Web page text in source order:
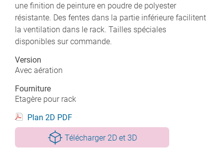
une finition de peinture en poudre de polyester
résistante. Des fentes dans la partie inférieure facilitent
la ventilation dans le rack. Tailles spéciales
disponibles sur commande.
Version
Avec aération
Fourniture
Etagère pour rack
Plan 2D PDF
Télécharger 2D et 3D